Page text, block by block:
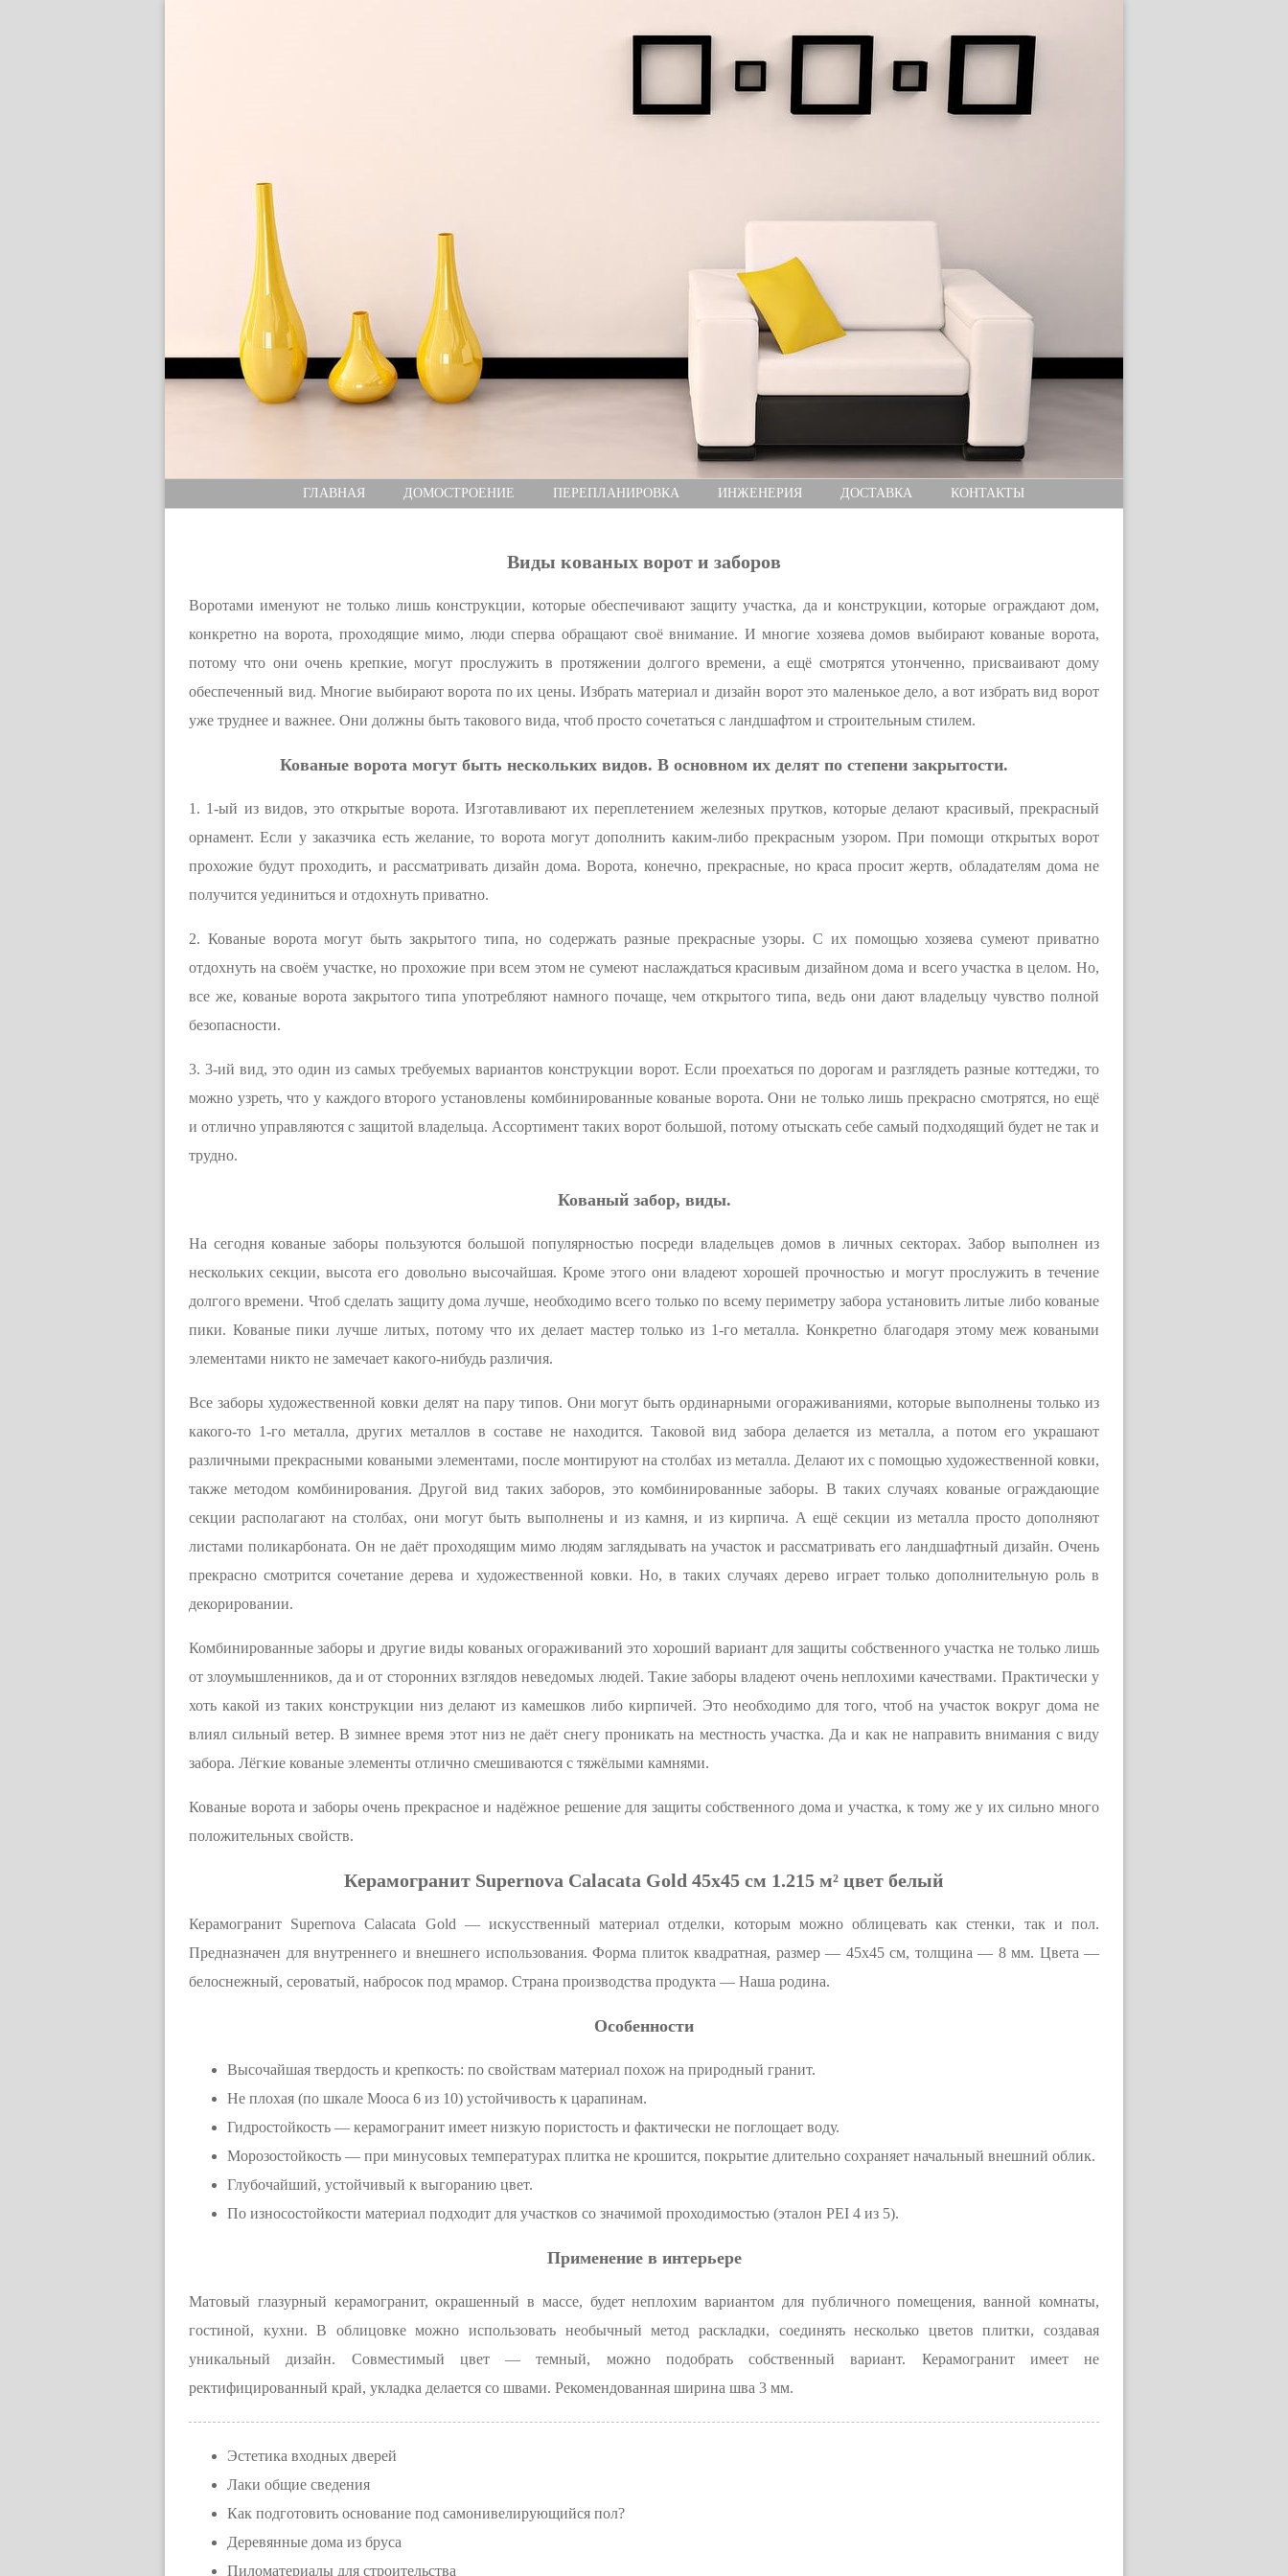
ГЛАВНАЯ ДОМОСТРОЕНИЕ ПЕРЕПЛАНИРОВКА ИНЖЕНЕРИЯ ДОСТАВКА КОНТАКТЫ
Виды кованых ворот и заборов
Воротами именуют не только лишь конструкции, которые обеспечивают защиту участка, да и конструкции, которые ограждают дом,
конкретно на ворота, проходящие мимо, люди сперва обращают своё внимание. И многие хозяева домов выбирают кованые ворота,
потому что они очень крепкие, могут прослужить в протяжении долгого времени, а ещё смотрятся утонченно, присваивают дому
обеспеченный вид. Многие выбирают ворота по их цены. Избрать материал и дизайн ворот это маленькое дело, а вот избрать вид ворот
уже труднее и важнее. Они должны быть такового вида, чтоб просто сочетаться с ландшафтом и строительным стилем.
Кованые ворота могут быть нескольких видов. В основном их делят по степени закрытости.
1. 1-ый из видов, это открытые ворота. Изготавливают их переплетением железных прутков, которые делают красивый, прекрасный
орнамент. Если у заказчика есть желание, то ворота могут дополнить каким-либо прекрасным узором. При помощи открытых ворот
прохожие будут проходить, и рассматривать дизайн дома. Ворота, конечно, прекрасные, но краса просит жертв, обладателям дома не
получится уединиться и отдохнуть приватно.
2. Кованые ворота могут быть закрытого типа, но содержать разные прекрасные узоры. С их помощью хозяева сумеют приватно
отдохнуть на своём участке, но прохожие при всем этом не сумеют наслаждаться красивым дизайном дома и всего участка в целом. Но,
все же, кованые ворота закрытого типа употребляют намного почаще, чем открытого типа, ведь они дают владельцу чувство полной
безопасности.
3. 3-ий вид, это один из самых требуемых вариантов конструкции ворот. Если проехаться по дорогам и разглядеть разные коттеджи, то
можно узреть, что у каждого второго установлены комбинированные кованые ворота. Они не только лишь прекрасно смотрятся, но ещё
и отлично управляются с защитой владельца. Ассортимент таких ворот большой, потому отыскать себе самый подходящий будет не так и
трудно.
Кованый забор, виды.
На сегодня кованые заборы пользуются большой популярностью посреди владельцев домов в личных секторах. Забор выполнен из
нескольких секции, высота его довольно высочайшая. Кроме этого они владеют хорошей прочностью и могут прослужить в течение
долгого времени. Чтоб сделать защиту дома лучше, необходимо всего только по всему периметру забора установить литые либо кованые
пики. Кованые пики лучше литых, потому что их делает мастер только из 1-го металла. Конкретно благодаря этому меж коваными
элементами никто не замечает какого-нибудь различия.
Все заборы художественной ковки делят на пару типов. Они могут быть ординарными огораживаниями, которые выполнены только из
какого-то 1-го металла, других металлов в составе не находится. Таковой вид забора делается из металла, а потом его украшают
различными прекрасными коваными элементами, после монтируют на столбах из металла. Делают их с помощью художественной ковки,
также методом комбинирования. Другой вид таких заборов, это комбинированные заборы. В таких случаях кованые ограждающие
секции располагают на столбах, они могут быть выполнены и из камня, и из кирпича. А ещё секции из металла просто дополняют
листами поликарбоната. Он не даёт проходящим мимо людям заглядывать на участок и рассматривать его ландшафтный дизайн. Очень
прекрасно смотрится сочетание дерева и художественной ковки. Но, в таких случаях дерево играет только дополнительную роль в
декорировании.
Комбинированные заборы и другие виды кованых огораживаний это хороший вариант для защиты собственного участка не только лишь
от злоумышленников, да и от сторонних взглядов неведомых людей. Такие заборы владеют очень неплохими качествами. Практически у
хоть какой из таких конструкции низ делают из камешков либо кирпичей. Это необходимо для того, чтоб на участок вокруг дома не
влиял сильный ветер. В зимнее время этот низ не даёт снегу проникать на местность участка. Да и как не направить внимания с виду
забора. Лёгкие кованые элементы отлично смешиваются с тяжёлыми камнями.
Кованые ворота и заборы очень прекрасное и надёжное решение для защиты собственного дома и участка, к тому же у их сильно много
положительных свойств.
Керамогранит Supernovа Calacata Gold 45x45 см 1.215 м² цвет белый
Керамогранит Supernovа Calacata Gold — искусственный материал отделки, которым можно облицевать как стенки, так и пол.
Предназначен для внутреннего и внешнего использования. Форма плиток квадратная, размер — 45x45 см, толщина — 8 мм. Цвета —
белоснежный, сероватый, набросок под мрамор. Страна производства продукта — Наша родина.
Особенности
Высочайшая твердость и крепкость: по свойствам материал похож на природный гранит.
Не плохая (по шкале Мооса 6 из 10) устойчивость к царапинам.
Гидростойкость — керамогранит имеет низкую пористость и фактически не поглощает воду.
Морозостойкость — при минусовых температурах плитка не крошится, покрытие длительно сохраняет начальный внешний облик.
Глубочайший, устойчивый к выгоранию цвет.
По износостойкости материал подходит для участков со значимой проходимостью (эталон PEI 4 из 5).
Применение в интерьере
Матовый глазурный керамогранит, окрашенный в массе, будет неплохим вариантом для публичного помещения, ванной комнаты,
гостиной, кухни. В облицовке можно использовать необычный метод раскладки, соединять несколько цветов плитки, создавая
уникальный дизайн. Совместимый цвет — темный, можно подобрать собственный вариант. Керамогранит имеет не
ректифицированный край, укладка делается со швами. Рекомендованная ширина шва 3 мм.
Эстетика входных дверей
Лаки общие сведения
Как подготовить основание под самонивелирующийся пол?
Деревянные дома из бруса
Пиломатериалы для строительства